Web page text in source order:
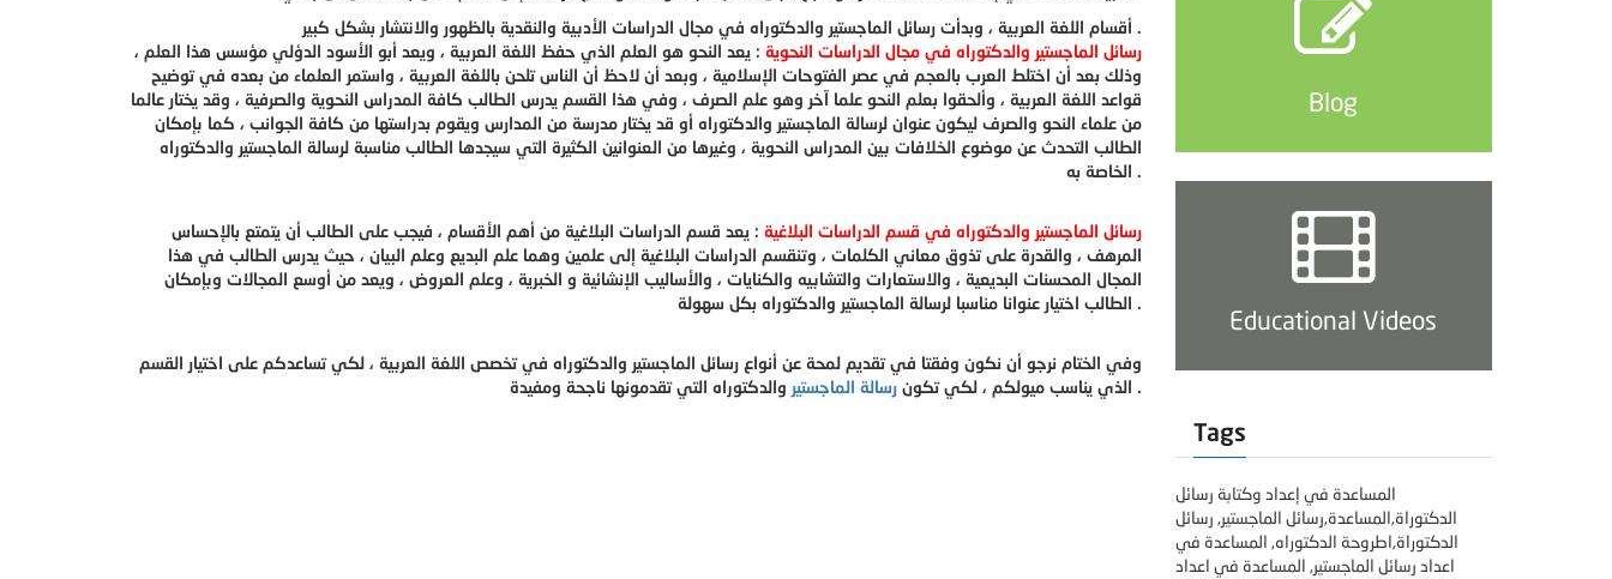
Blog
Educational Videos
Tags
المساعدة في إعداد وكتابة رسائل
الدكتوراة,المساعدة,رسائل الماجستير, رسائل
الدكتوراة,اطروحة الدكتوراه, المساعدة في
اعداد رسائل الماجستير, المساعدة في اعداد
أقسام اللغة العربية ، وبدأت رسائل الماجستير والدكتوراه في مجال الدراسات الأدبية والنقدية بالظهور والانتشار بشكل كبير .
رسائل الماجستير والدكتوراه في مجال الدراسات النحوية : يعد النحو هو العلم الذي حفظ اللغة العربية ، ويعد أبو الأسود الدؤلي مؤسس هذا العلم ،
وذلك بعد أن اختلط العرب بالعجم في عصر الفتوحات الإسلامية ، وبعد أن لاحظ أن الناس تلحن باللغة العربية ، واستمر العلماء من بعده في توضيح
قواعد اللغة العربية ، وألحقوا بعلم النحو علما آخر وهو علم الصرف ، وفي هذا القسم يدرس الطالب كافة المدراس النحوية والصرفية ، وقد يختار عالما
من علماء النحو والصرف ليكون عنوان لرسالة الماجستير والدكتوراه أو قد يختار مدرسة من المدارس ويقوم بدراستها من كافة الجوانب ، كما بإمكان
الطالب التحدث عن موضوع الخلافات بين المدراس النحوية ، وغيرها من العنوانين الكثيرة التي سيجدها الطالب مناسبة لرسالة الماجستير والدكتوراه
الخاصة به .
رسائل الماجستير والدكتوراه في قسم الدراسات البلاغية : يعد قسم الدراسات البلاغية من أهم الأقسام ، فيجب على الطالب أن يتمتع بالإحساس
المرهف ، والقدرة على تذوق معاني الكلمات ، وتنقسم الدراسات البلاغية إلى علمين وهما علم البديع وعلم البيان ، حيث يدرس الطالب في هذا
المجال المحسنات البديعية ، والاستعارات والتشابيه والكنايات ، والأساليب الإنشائية و الخبرية ، وعلم العروض ، ويعد من أوسع المجالات وبإمكان
الطالب اختيار عنوانا مناسبا لرسالة الماجستير والدكتوراه بكل سهولة .
وفي الختام نرجو أن نكون وفقتا في تقديم لمحة عن أنواع رسائل الماجستير والدكتوراه في تخصص اللغة العربية ، لكي تساعدكم على اختيار القسم
الذي يناسب ميولكم ، لكي تكونرسالة الماجستير والدكتوراه التي تقدمونها ناجحة ومفيدة .